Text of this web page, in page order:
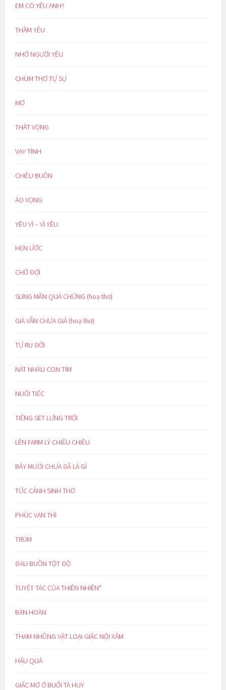
EM CÓ YÊU ANH?
THẦM YÊU
NHỚ NGƯỜI YÊU
CHÙM THƠ TỰ SỰ
MƠ
THẤT VỌNG
VAY TÌNH
CHIỀU BUỒN
ẢO VỌNG
YÊU VÌ – VÌ YÊU
HẸN ƯỚC
CHỜ ĐỢI
SUNG MÃN QUÁ CHỪNG (hoạ thơ)
GIÀ VẪN CHƯA GIÀ (hoạ thơ)
TỰ RU ĐỜI
NÁT NHÀU CON TIM
NUỐI TIẾC
TIẾNG SÉT LƯNG TRỜI
LÊN FARM LÝ CHIỀU CHIỀU
BẢY MƯƠI CHƯA ĐÃ LÀ GÌ
TỨC CẢNH SINH THƠ
PHÚC VẠN THÌ
TRÙM
ĐAU BUỒN TỘT ĐỘ
TUYỆT TÁC CỦA THIÊN NHIÊN*
BÀN HOÀN
THAM NHŨNG VẶT LOẠI GIẶC NỘI XÂM
HẬU QUẢ
GIẤC MƠ Ở BUỔI TÀ HUY